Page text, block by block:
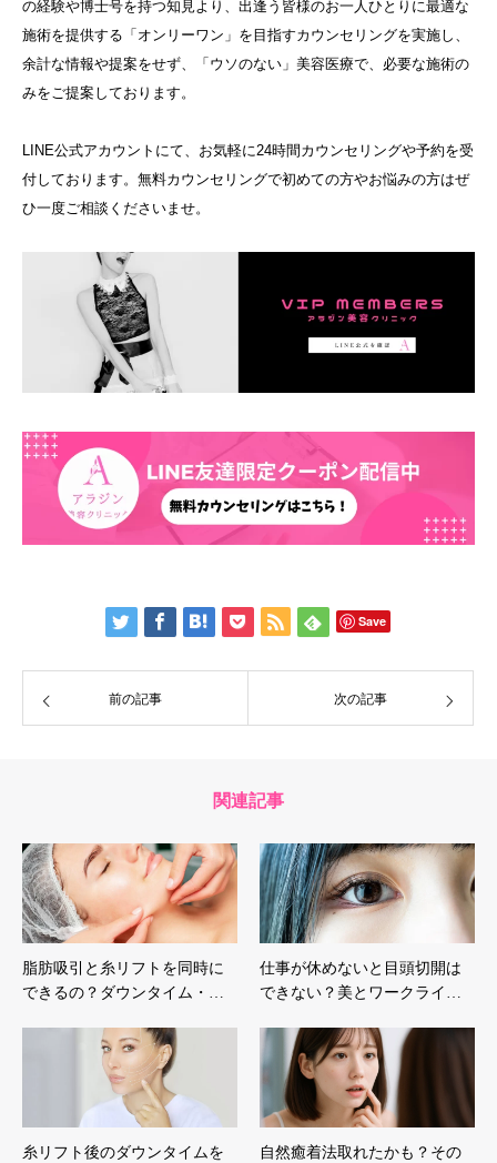
の経験や博士号を持つ知見より、出逢う皆様のお一人ひとりに最適な
施術を提供する「オンリーワン」を目指すカウンセリングを実施し、
余計な情報や提案をせず、「ウソのない」美容医療で、必要な施術の
みをご提案しております。
LINE公式アカウントにて、お気軽に24時間カウンセリングや予約を受
付しております。無料カウンセリングで初めての方やお悩みの方はぜ
ひ一度ご相談くださいませ。
Save
前の記事 次の記事
関連記事
脂肪吸引と糸リフトを同時に
できるの？ダウンタイム・…
仕事が休めないと目頭切開は
できない？美とワークライ…
糸リフト後のダウンタイムを
自然癒着法取れたかも？その